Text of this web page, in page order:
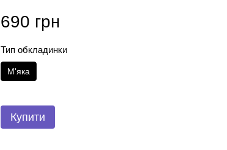
690 грн
Тип обкладинки
М'яка
Купити